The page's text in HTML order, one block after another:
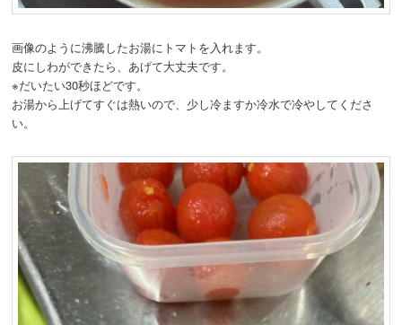
画像のように沸騰したお湯にトマトを入れます。
皮にしわができたら、あげて大丈夫です。
※だいたい30秒ほどです。
お湯から上げてすぐは熱いので、少し冷ますか冷水で冷やしてくださ
い。